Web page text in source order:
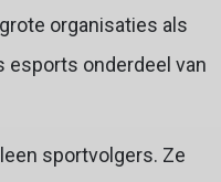
organisaties als
esports onderdeel van
sportvolgers. Ze